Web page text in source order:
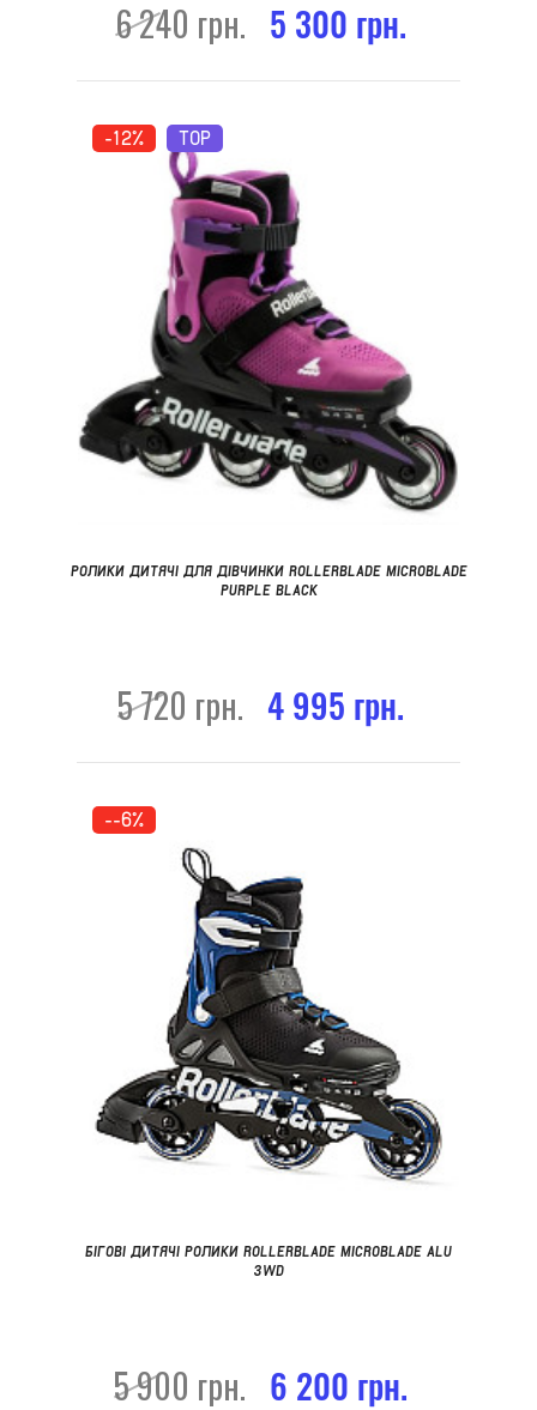
6 240 грн. 5 300 грн.
-12% TOP
РОЛИКИ ДИТЯЧІ ДЛЯ ДІВЧИНКИ ROLLERBLADE MICROBLADE
PURPLE BLACK
5 720 грн. 4 995 грн.
--6%
БІГОВІ ДИТЯЧІ РОЛИКИ ROLLERBLADE MICROBLADE ALU
3WD
5 900 грн. 6 200 грн.